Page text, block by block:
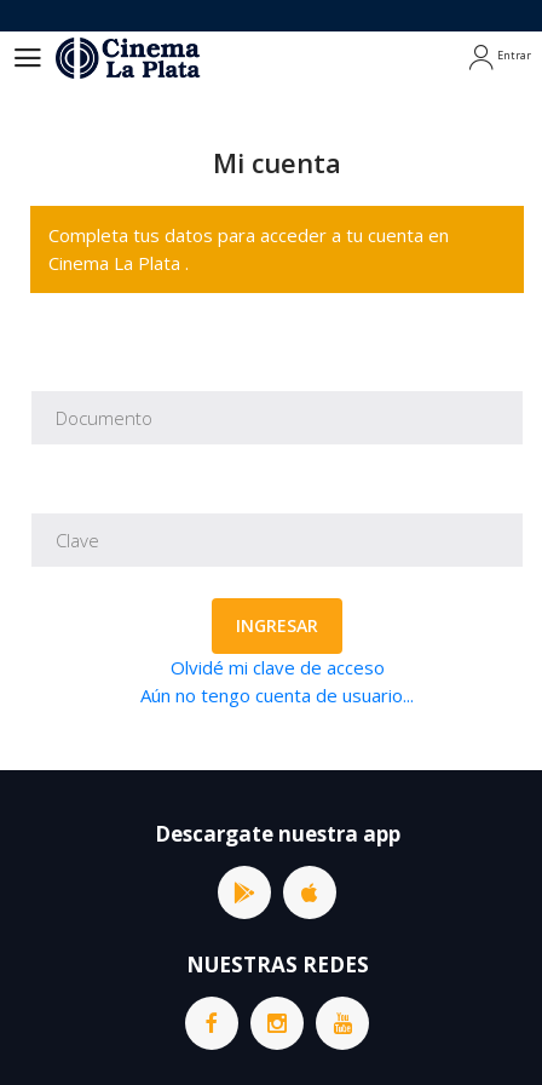
Entrar
Mi cuenta
Completa tus datos para acceder a tu cuenta en
Cinema La Plata .
INGRESAR
Olvidé mi clave de acceso
Aún no tengo cuenta de usuario...
Descargate nuestra app
NUESTRAS REDES